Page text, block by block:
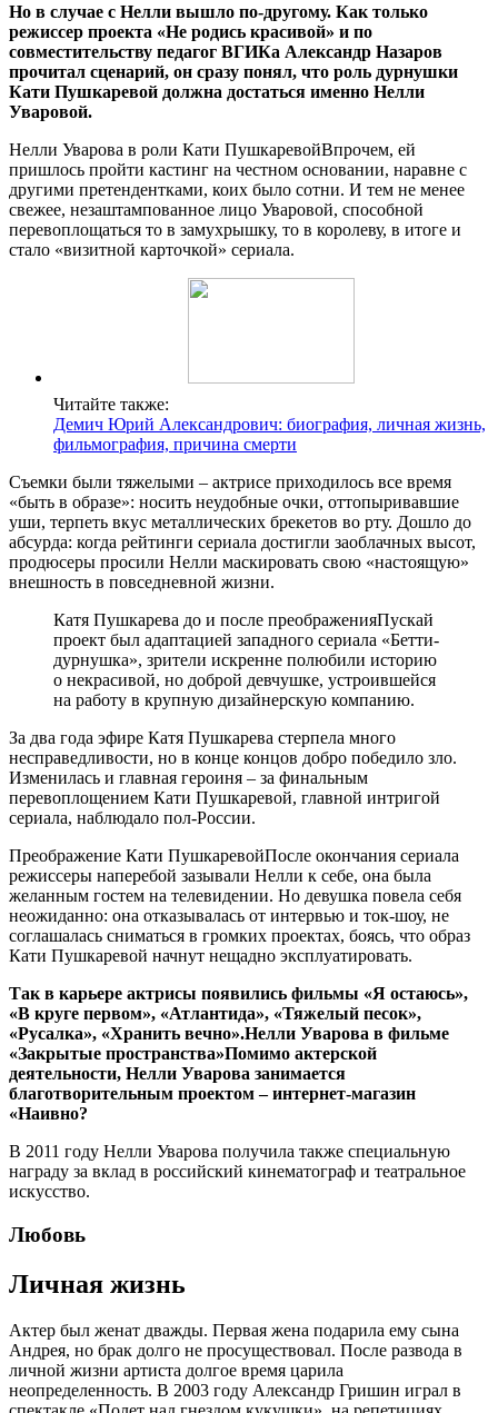
Но в случае с Нелли вышло по-другому. Как только
режиссер проекта «Не родись красивой» и по
совместительству педагог ВГИКа Александр Назаров
прочитал сценарий, он сразу понял, что роль дурнушки
Кати Пушкаревой должна достаться именно Нелли
Уваровой.
Нелли Уварова в роли Кати ПушкаревойВпрочем, ей
пришлось пройти кастинг на честном основании, наравне с
другими претендентками, коих было сотни. И тем не менее
свежее, незаштампованное лицо Уваровой, способной
перевоплощаться то в замухрышку, то в королеву, в итоге и
стало «визитной карточкой» сериала.
Читайте также:
Демич Юрий Александрович: биография, личная жизнь,
фильмография, причина смерти
Съемки были тяжелыми – актрисе приходилось все время
«быть в образе»: носить неудобные очки, оттопыривавшие
уши, терпеть вкус металлических брекетов во рту. Дошло до
абсурда: когда рейтинги сериала достигли заоблачных высот,
продюсеры просили Нелли маскировать свою «настоящую»
внешность в повседневной жизни.
Катя Пушкарева до и после преображенияПускай
проект был адаптацией западного сериала «Бетти-
дурнушка», зрители искренне полюбили историю
о некрасивой, но доброй девчушке, устроившейся
на работу в крупную дизайнерскую компанию.
За два года эфире Катя Пушкарева стерпела много
несправедливости, но в конце концов добро победило зло.
Изменилась и главная героиня – за финальным
перевоплощением Кати Пушкаревой, главной интригой
сериала, наблюдало пол-России.
Преображение Кати ПушкаревойПосле окончания сериала
режиссеры наперебой зазывали Нелли к себе, она была
желанным гостем на телевидении. Но девушка повела себя
неожиданно: она отказывалась от интервью и ток-шоу, не
соглашалась сниматься в громких проектах, боясь, что образ
Кати Пушкаревой начнут нещадно эксплуатировать.
Так в карьере актрисы появились фильмы «Я остаюсь»,
«В круге первом», «Атлантида», «Тяжелый песок»,
«Русалка», «Хранить вечно».Нелли Уварова в фильме
«Закрытые пространства»Помимо актерской
деятельности, Нелли Уварова занимается
благотворительным проектом – интернет-магазин
«Наивно?
В 2011 году Нелли Уварова получила также специальную
награду за вклад в российский кинематограф и театральное
искусство.
Любовь
Личная жизнь
Актер был женат дважды. Первая жена подарила ему сына
Андрея, но брак долго не просуществовал. После развода в
личной жизни артиста долгое время царила
неопределенность. В 2003 году Александр Гришин играл в